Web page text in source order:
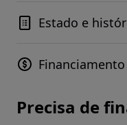
Estado e
Precisa de